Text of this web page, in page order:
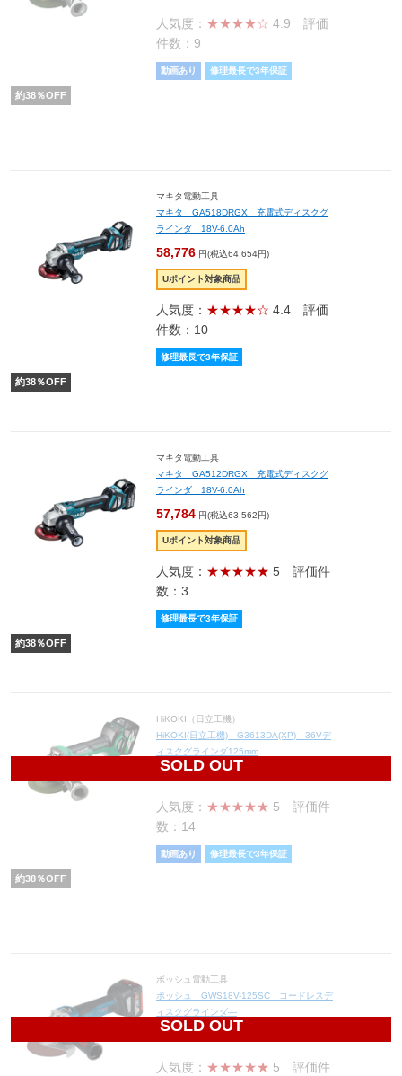
人気度： ★★★★☆ 4.9 評価
件数：9
動画あり 修理最長で3年保証
約38％OFF
マキタ電動工具
マキタ GA518DRGX 充電式ディスクグ
ラインダ 18V-6.0Ah
58,776 円(税込64,654円)
Uポイント対象商品
人気度： ★★★★☆ 4.4 評価
件数：10
修理最長で3年保証
約38％OFF
マキタ電動工具
マキタ GA512DRGX 充電式ディスクグ
ラインダ 18V-6.0Ah
57,784 円(税込63,562円)
Uポイント対象商品
人気度： ★★★★★ 5 評価件
数：3
修理最長で3年保証
約38％OFF
SOLD OUT
HiKOKI（日立工機）
HiKOKI(日立工機) G3613DA(XP) 36Vデ
ィスクグラインダ125mm
40,486
人気度： ★★★★★ 5 評価件
数：14
動画あり 修理最長で3年保証
約38％OFF
SOLD OUT
ボッシュ電動工具
ボッシュ GWS18V-125SC コードレスデ
ィスクグラインダ―
56,400
人気度： ★★★★★ 5 評価件